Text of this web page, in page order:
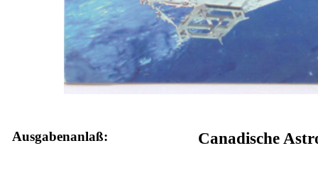
Ausgabenanlaß: Canadische